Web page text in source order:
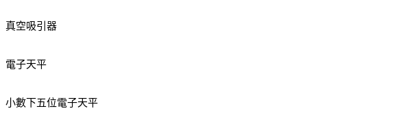
真空吸引器
電子天平
小數下五位電子天平